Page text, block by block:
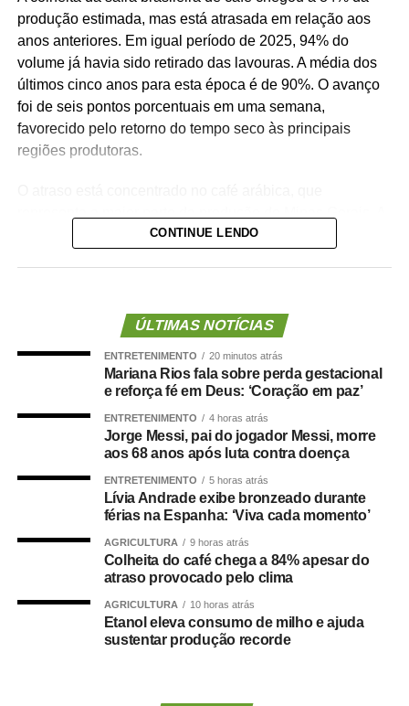
produção estimada, mas está atrasada em relação aos
anos anteriores. Em igual período de 2025, 94% do
volume já havia sido retirado das lavouras. A média dos
últimos cinco anos para esta época é de 90%. O avanço
foi de seis pontos porcentuais em uma semana,
favorecido pelo retorno do tempo seco às principais
regiões produtoras.
colheita da variedade alcançou 77%, ante 91% no
No caso do canéfora, grupo que reúne conilon e robusta,
os trabalhos estão praticamente concluídos. A colheita
atingiu 99%, resultado semelhante ao de 2025 e
ligeiramente superior à média de 98% dos últimos cinco
Minas Gerais concentra a maior parte da produção
sacas de 60 quilos em 2026, segundo a Companhia
Nacional de Abastecimento (Conab). O volume
representa praticamente metade das 66,7 milhões de
sacas previstas para o País.
A estimativa mineira é 29,8% superior à da temporada
anterior. O aumento foi favorecido pelo ciclo de
bienalidade positiva dos cafezais e pelas condições
CONTINUE LENDO
ÚLTIMAS NOTÍCIAS
ENTRETENIMENTO 20 minutos atrás
Mariana Rios fala sobre perda gestacional
e reforça fé em Deus: ‘Coração em paz’
ENTRETENIMENTO 4 horas atrás
Jorge Messi, pai do jogador Messi, morre
aos 68 anos após luta contra doença
ENTRETENIMENTO 5 horas atrás
Lívia Andrade exibe bronzeado durante
férias na Espanha: ‘Viva cada momento’
AGRICULTURA 9 horas atrás
Colheita do café chega a 84% apesar do
atraso provocado pelo clima
AGRICULTURA 10 horas atrás
Etanol eleva consumo de milho e ajuda
sustentar produção recorde